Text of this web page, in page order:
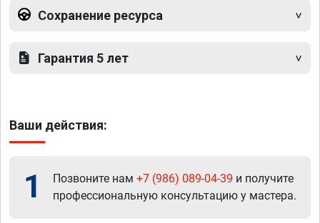
Сохранение ресурса
Гарантия 5 лет
Ваши действия:
1 Позвоните нам +7 (986) 089-04-39 и получите
профессиональную консультацию у мастера.